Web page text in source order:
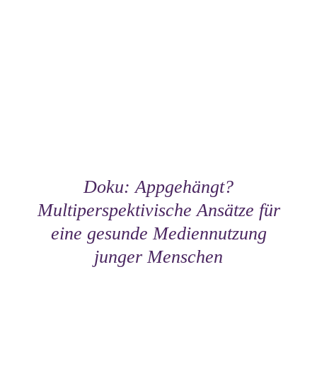
Doku: Appgehängt?
Multiperspektivische Ansätze für
eine gesunde Mediennutzung
junger Menschen